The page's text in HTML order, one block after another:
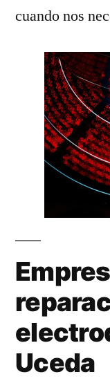
cuando nos
Uceda